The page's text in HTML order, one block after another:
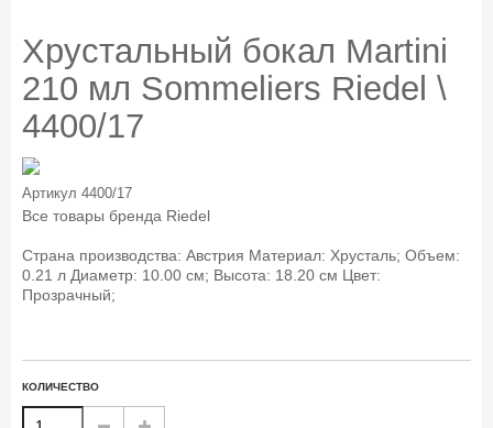
Хрустальный бокал Martini
210 мл Sommeliers Riedel \
4400/17
Артикул 4400/17
Все товары бренда Riedel
Страна производства: Австрия Материал: Хрусталь; Объем:
0.21 л Диаметр: 10.00 см; Высота: 18.20 см Цвет:
Прозрачный;
КОЛИЧЕСТВО